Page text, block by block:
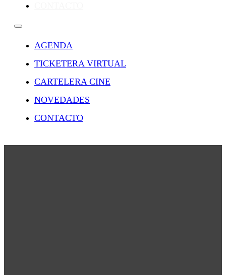
AGENDA
TICKETERA VIRTUAL
CARTELERA CINE
NOVEDADES
CONTACTO